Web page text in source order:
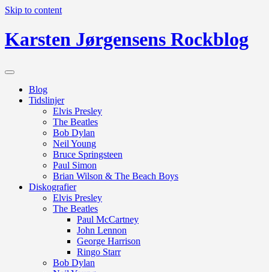
Skip to content
Karsten Jørgensens Rockblog
Blog
Tidslinjer
Elvis Presley
The Beatles
Bob Dylan
Neil Young
Bruce Springsteen
Paul Simon
Brian Wilson & The Beach Boys
Diskografier
Elvis Presley
The Beatles
Paul McCartney
John Lennon
George Harrison
Ringo Starr
Bob Dylan